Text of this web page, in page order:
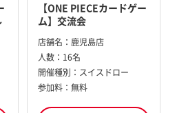
【ONE PIECEカードゲー
ム】交流会
店舗名： 鹿児島店
人数： 16名
開催種別： スイスドロー
参加料： 無料